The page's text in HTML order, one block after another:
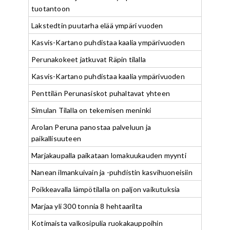
tuotantoon
Lakstedtin puutarha elää ympäri vuoden
Kasvis-Kartano puhdistaa kaalia ympärivuoden
Perunakokeet jatkuvat Räpin tilalla
Kasvis-Kartano puhdistaa kaalia ympärivuoden
Penttilän Perunasiskot puhaltavat yhteen
Simulan Tilalla on tekemisen meninki
Arolan Peruna panostaa palveluun ja
paikallisuuteen
Marjakaupalla paikataan lomakuukauden myynti
Nanean ilmankuivain ja -puhdistin kasvihuoneisiin
Poikkeavalla lämpötilalla on paljon vaikutuksia
Marjaa yli 300 tonnia 8 hehtaarilta
Kotimaista valkosipulia ruokakauppoihin